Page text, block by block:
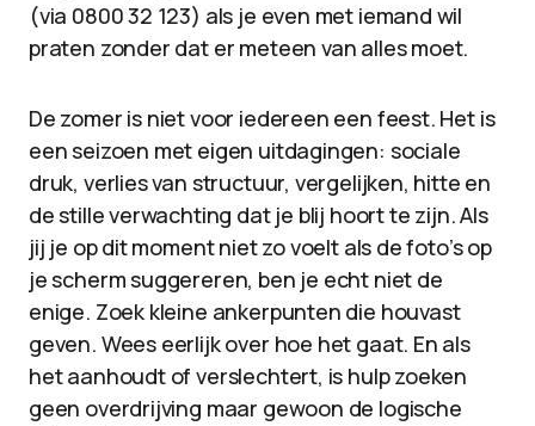
(via 0800 32 123) als je even met iemand wil
praten zonder dat er meteen van alles moet.
De zomer is niet voor iedereen een feest. Het is
een seizoen met eigen uitdagingen: sociale
druk, verlies van structuur, vergelijken, hitte en
de stille verwachting dat je blij hoort te zijn. Als
jij je op dit moment niet zo voelt als de foto’s op
je scherm suggereren, ben je echt niet de
enige. Zoek kleine ankerpunten die houvast
geven. Wees eerlijk over hoe het gaat. En als
het aanhoudt of verslechtert, is hulp zoeken
geen overdrijving maar gewoon de logische